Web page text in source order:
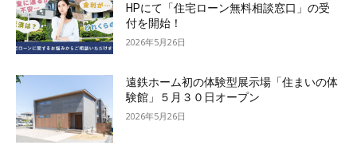
HPにて「住宅ローン無料相談窓口」の受
付を開始！
2026年5月26日
遠鉄ホーム初の体験型展示場「住まいの体
験館」５月３０日オープン
2026年5月26日